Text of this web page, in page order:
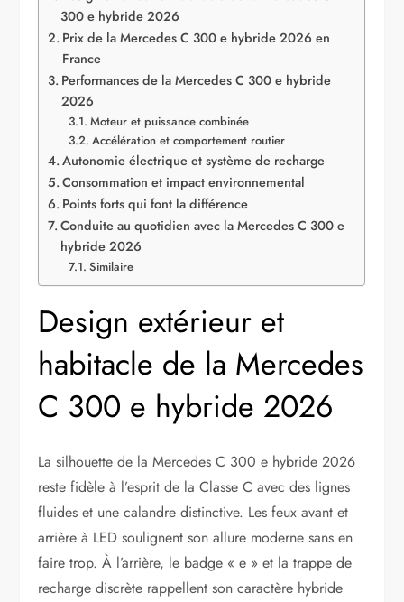
300 e hybride 2026
Prix de la Mercedes C 300 e hybride 2026 en
France
Performances de la Mercedes C 300 e hybride
2026
Moteur et puissance combinée
Accélération et comportement routier
Autonomie électrique et système de recharge
Consommation et impact environnemental
Points forts qui font la différence
Conduite au quotidien avec la Mercedes C 300 e
hybride 2026
Similaire
Design extérieur et
habitacle de la Mercedes
C 300 e hybride 2026
La silhouette de la Mercedes C 300 e hybride 2026
reste fidèle à l’esprit de la Classe C avec des lignes
fluides et une calandre distinctive. Les feux avant et
arrière à LED soulignent son allure moderne sans en
faire trop. À l’arrière, le badge « e » et la trappe de
recharge discrète rappellent son caractère hybride